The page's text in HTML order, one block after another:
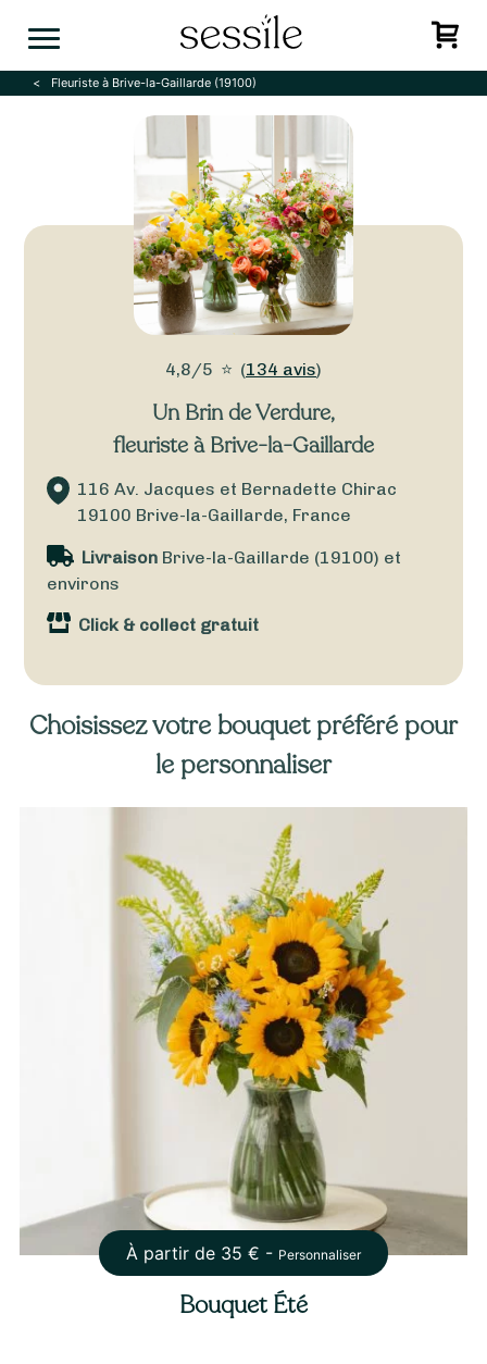
Fleuriste à Brive-la-Gaillarde (19100)
4,8/5 ⭐ (134 avis)
Un Brin de Verdure,
fleuriste à Brive-la-Gaillarde
116 Av. Jacques et Bernadette Chirac
19100 Brive-la-Gaillarde, France
LivraisonBrive-la-Gaillarde (19100) et
environs
Click & collect gratuit
Choisissez votre bouquet préféré pour
le personnaliser
À partir de 35 € - Personnaliser
Bouquet Été